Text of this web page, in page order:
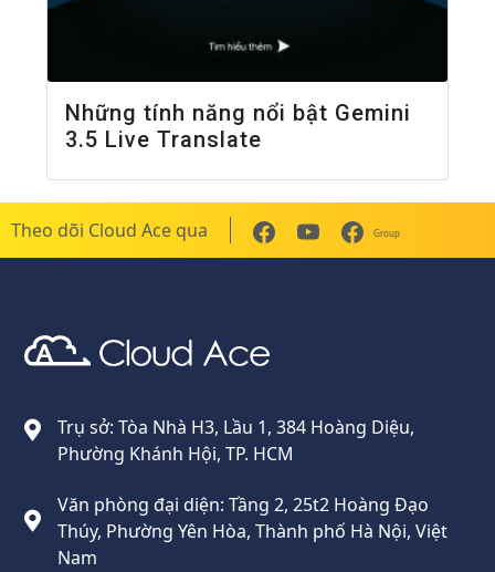
Những tính năng nổi bật Gemini
3.5 Live Translate
Theo dõi Cloud Ace qua Group
Trụ sở: Tòa Nhà H3, Lầu 1, 384 Hoàng Diệu,
Phường Khánh Hội, TP. HCM
Văn phòng đại diện: Tầng 2, 25t2 Hoàng Đạo
Thúy, Phường Yên Hòa, Thành phố Hà Nội, Việt
Nam